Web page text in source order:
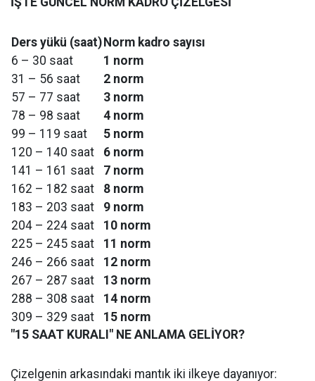
Ders yükü (saat) Norm kadro sayısı
6 – 30 saat
1 norm
31 – 56 saat
2 norm
57 – 77 saat
3 norm
78 – 98 saat
4 norm
99 – 119 saat
5 norm
120 – 140 saat
6 norm
141 – 161 saat
7 norm
162 – 182 saat
8 norm
183 – 203 saat
9 norm
204 – 224 saat
10 norm
225 – 245 saat
11 norm
246 – 266 saat
12 norm
267 – 287 saat
13 norm
288 – 308 saat
14 norm
309 – 329 saat
15 norm
"15 SAAT KURALI" NE ANLAMA GELİYOR?
Çizelgenin arkasındaki mantık iki ilkeye dayanıyor: